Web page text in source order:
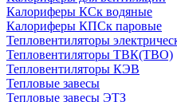
Калориферы КСк водяные
Калориферы КПСк паровые
Тепловентиляторы
Тепловентиляторы ТВК(ТВО)
Тепловентиляторы КЭВ
Тепловые завесы
Тепловые завесы ЭТЗ